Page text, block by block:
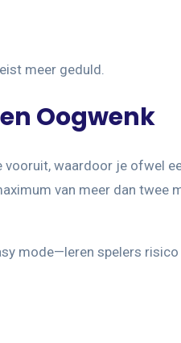
meer geduld.
Oogwenk
waardoor je ofwel
van meer dan twee
mode—leren spelers